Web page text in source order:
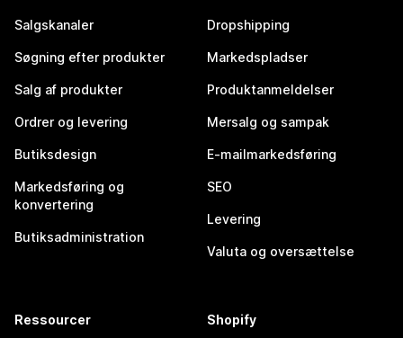
Salgskanaler
Søgning efter produkter
Salg af produkter
Ordrer og levering
Butiksdesign
Markedsføring og
konvertering
Butiksadministration
Dropshipping
Markedspladser
Produktanmeldelser
Mersalg og sampak
E-mailmarkedsføring
SEO
Levering
Valuta og oversættelse
Ressourcer Shopify